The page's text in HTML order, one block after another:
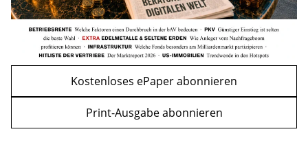
Kostenloses ePaper abonnieren
Print-Ausgabe abonnieren